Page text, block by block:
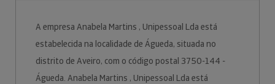
A empresa Anabela Martins , Unipessoal Lda está
estabelecida na localidade de Águeda, situada no
distrito de Aveiro, com o código postal 3750-144 -
Águeda. Anabela Martins , Unipessoal Lda está